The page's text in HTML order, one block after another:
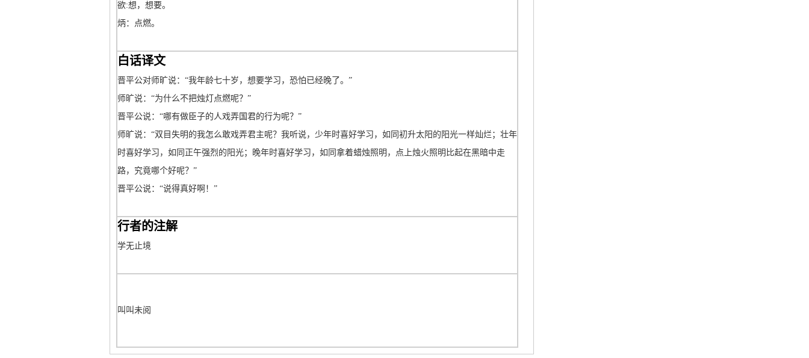
欲:想，想要。
炳：点燃。
白话译文
晋平公对师旷说：“我年龄七十岁，想要学习，恐怕已经晚了。”
师旷说：“为什么不把烛灯点燃呢？”
晋平公说：“哪有做臣子的人戏弄国君的行为呢？”
师旷说：“双目失明的我怎么敢戏弄君主呢？我听说，少年时喜好学习，如同初升太阳的阳光一样灿烂；壮年
时喜好学习，如同正午强烈的阳光；晚年时喜好学习，如同拿着蜡烛照明，点上烛火照明比起在黑暗中走
路，究竟哪个好呢？”
晋平公说：“说得真好啊！”
行者的注解
学无止境
叫叫未阅